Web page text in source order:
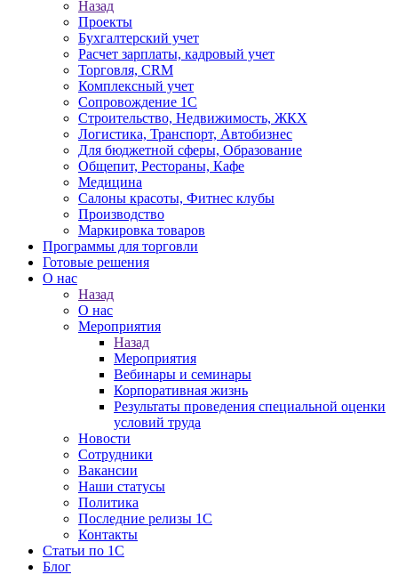
Назад
Проекты
Бухгалтерский учет
Расчет зарплаты, кадровый учет
Торговля, CRM
Комплексный учет
Сопровождение 1С
Строительство, Недвижимость, ЖКХ
Логистика, Транспорт, Автобизнес
Для бюджетной сферы, Образование
Общепит, Рестораны, Кафе
Медицина
Салоны красоты, Фитнес клубы
Производство
Маркировка товаров
Программы для торговли
Готовые решения
О нас
Назад
О нас
Мероприятия
Назад
Мероприятия
Вебинары и семинары
Корпоративная жизнь
Результаты проведения специальной оценки
условий труда
Новости
Сотрудники
Вакансии
Наши статусы
Политика
Последние релизы 1C
Контакты
Статьи по 1С
Блог